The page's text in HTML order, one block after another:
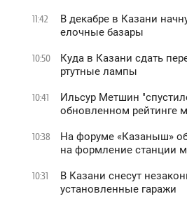
11:42
В декабре в Казани
елочные базары
10:50
Куда в Казани сдать
ртутные лампы
10:41
Ильсур Метшин
обновленном рейтинге
10:38
На форуме «Казаныш»
на формление станции
10:31
В Казани снесут
установленные гаражи